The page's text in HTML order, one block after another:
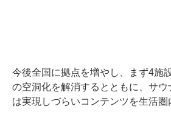
今後全国に拠点を増やし、まず4施
の空洞化を解消するとともに、サ
は実現しづらいコンテンツを生活圏